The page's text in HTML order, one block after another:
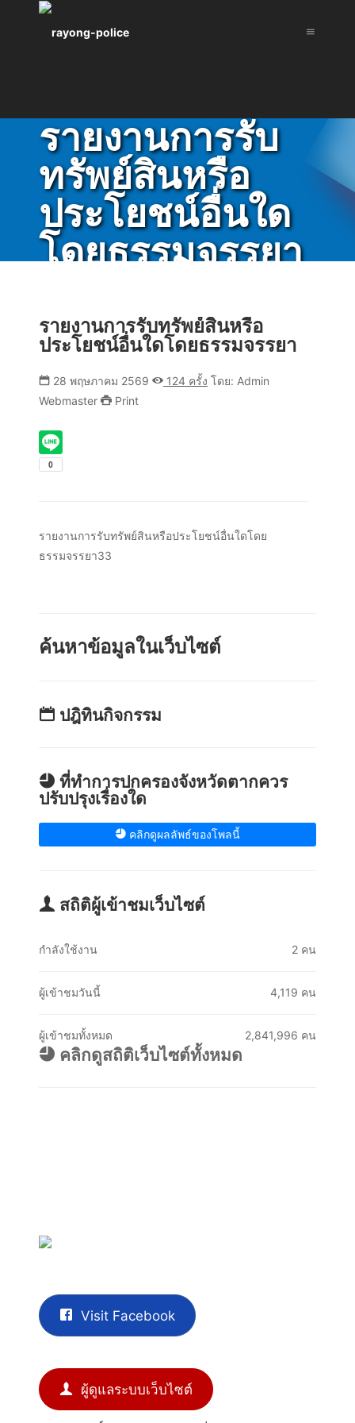
รายงานการรับ
ทรัพย์สินหรือ
ประโยชน์อื่นใด
โดยธรรมจรรยา
รายงานการรับทรัพย์สินหรือ
ประโยชน์อื่นใดโดยธรรมจรรยา
28 พฤษภาคม 2569 124 ครั้ง โดย: Admin
Webmaster
Print
รายงานการรับทรัพย์สินหรือประโยชน์อื่นใดโดย
ธรรมจรรยา33
ค้นหาข้อมูลในเว็บไซต์
ปฎิทินกิจกรรม
ที่ทำการปกครองจังหวัดตากควร
ปรับปรุงเรื่องใด
คลิกดูผลลัพธ์ของโพลนี้
สถิติผู้เข้าชมเว็บไซต์
กำลังใช้งาน 2 คน
ผู้เข้าชมวันนี้ 4,119 คน
ผู้เข้าชมทั้งหมด 2,841,996 คน
คลิกดูสถิติเว็บไซต์ทั้งหมด
Visit Facebook
ผู้ดูแลระบบเว็บไซต์